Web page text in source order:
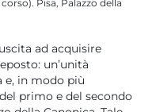
Pisa, Palazzo della
ad acquisire
un’unità
e, in modo più
primo e del secondo